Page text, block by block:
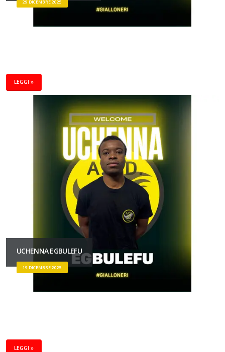
29 DICEMBRE 2025
LEGGI »
UCHENNA EGBULEFU
19 DICEMBRE 2025
LEGGI »